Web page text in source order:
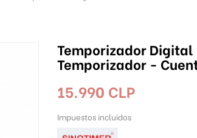
Temporizador Digital
Temporizador -
15.990 CLP
Impuestos incluidos